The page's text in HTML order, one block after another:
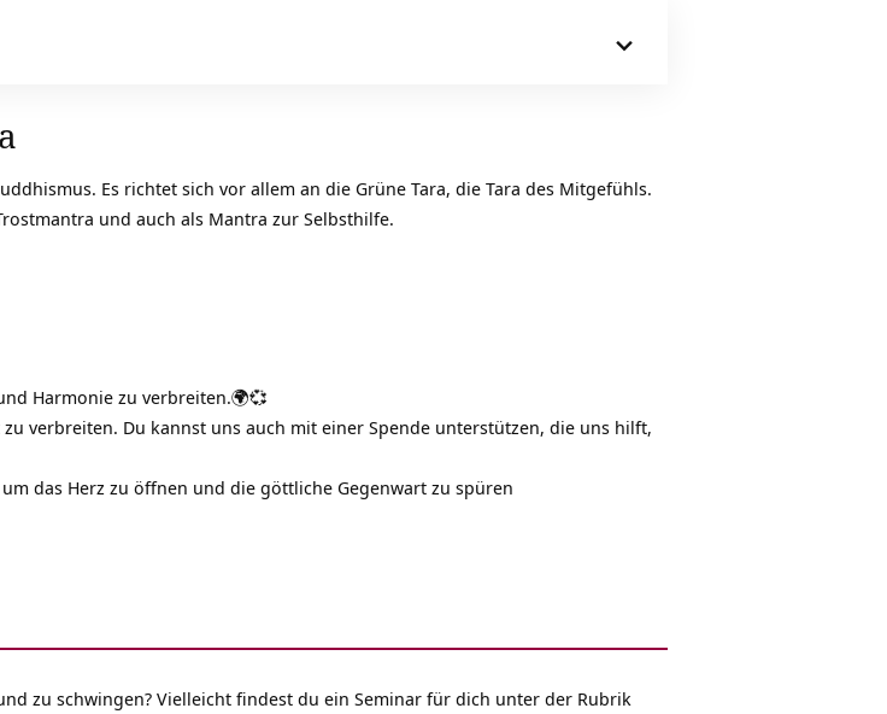
Es richtet sich vor allem an die Grüne Tara, die Tara des Mitgefühls.
und auch als Mantra zur Selbsthilfe.
Harmonie zu verbreiten.🌍💞
verbreiten. Du kannst uns auch mit einer Spende unterstützen, die uns hilft,
das Herz zu öffnen und die göttliche Gegenwart zu spüren
zu schwingen? Vielleicht findest du ein Seminar für dich unter der Rubrik